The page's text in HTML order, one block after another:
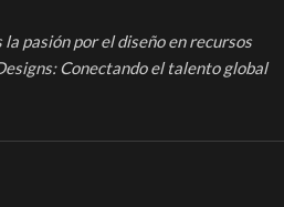
pasión por el diseño en recursos
Conectando el talento global